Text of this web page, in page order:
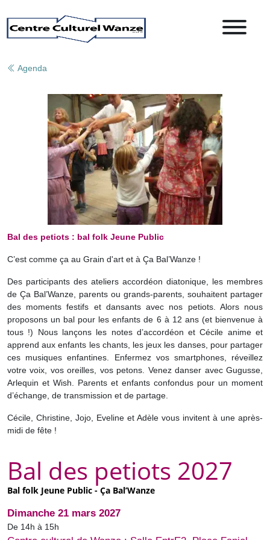
Agenda
Bal des petiots : bal folk Jeune Public
C’est comme ça au Grain d'art et à Ça Bal’Wanze !
Des participants des ateliers accordéon diatonique, les membres
de Ça Bal’Wanze, parents ou grands-parents, souhaitent partager
des moments festifs et dansants avec nos petiots. Alors nous
proposons un bal pour les enfants de 6 à 12 ans (et bienvenue à
tous !) Nous lançons les notes d’accordéon et Cécile anime et
apprend aux enfants les chants, les jeux les danses, pour partager
ces musiques enfantines. Enfermez vos smartphones, réveillez
votre voix, vos oreilles, vos petons. Venez danser avec Gugusse,
Arlequin et Wish. Parents et enfants confondus pour un moment
d’échange, de transmission et de partage.
Cécile, Christine, Jojo, Eveline et Adèle vous invitent à une après-
midi de fête !
Bal des petiots 2027
Bal folk Jeune Public - Ça Bal’Wanze
Dimanche 21 mars 2027
De 14h à 15h